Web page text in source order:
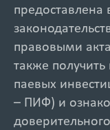
предоставлена
правовыми
также
паевых
– ПИФ) и